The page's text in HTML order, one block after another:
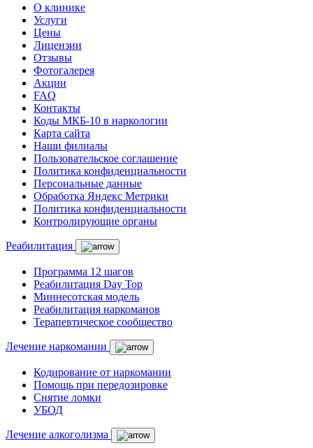
О клинике
Услуги
Цены
Лицензии
Отзывы
Фотогалерея
Акции
FAQ
Контакты
Коды МКБ-10 в наркологии
Карта сайта
Наши филиалы
Пользовательское соглашение
Политика конфиденциальности
Персональные данные
Обработка Яндекс Метрики
Политика конфиденциальности
Контролирующие органы
Реабилитация
Программа 12 шагов
Реабилитация Day Top
Миннесотская модель
Реабилитация наркоманов
Терапевтическое сообщество
Лечение наркомании
Кодирование от наркомании
Помощь при передозировке
Снятие ломки
УБОД
Лечение алкоголизма